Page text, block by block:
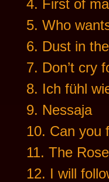
4. First of
5. Who
6. Dust in
7. Don’t cry
8. Ich fühl
9. Nessaja
10. Can you
11. The Rose
12. I will